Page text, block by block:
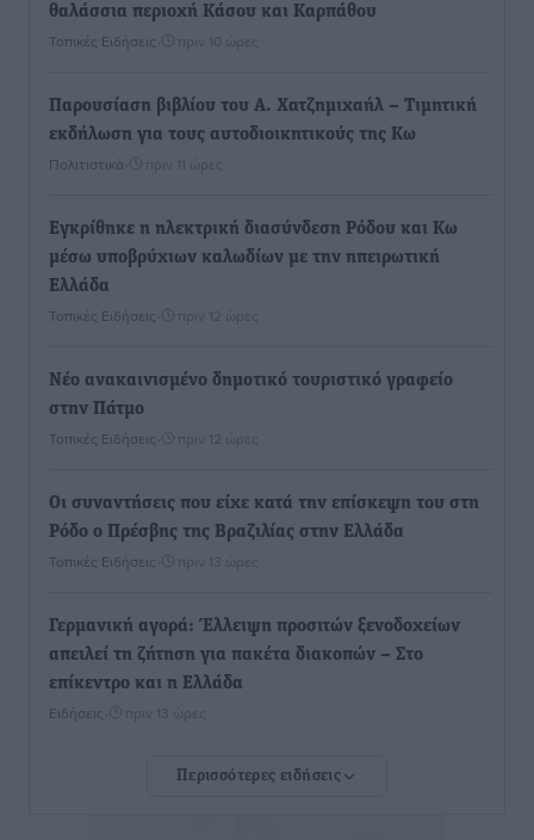
θαλάσσια περιοχή Κάσου και Καρπάθου
Τοπικές Ειδήσεις πριν 10 ώρες
Παρουσίαση βιβλίου του Α. Χατζημιχαήλ – Τιμητική
εκδήλωση για τους αυτοδιοικητικούς της Κω
Πολιτιστικά πριν 11 ώρες
Εγκρίθηκε η ηλεκτρική διασύνδεση Ρόδου και Κω
μέσω υποβρύχιων καλωδίων με την ηπειρωτική
Ελλάδα
Τοπικές Ειδήσεις πριν 12 ώρες
Νέο ανακαινισμένο δημοτικό τουριστικό γραφείο
στην Πάτμο
Τοπικές Ειδήσεις πριν 12 ώρες
Οι συναντήσεις που είχε κατά την επίσκεψη του στη
Ρόδο ο Πρέσβης της Βραζιλίας στην Ελλάδα
Τοπικές Ειδήσεις πριν 13 ώρες
Γερμανική αγορά: Έλλειψη προσιτών ξενοδοχείων
απειλεί τη ζήτηση για πακέτα διακοπών – Στο
επίκεντρο και η Ελλάδα
Ειδήσεις πριν 13 ώρες
Νέο ξενοδοχείο στη Ρόδο για την H Hotels –
Περισσότερες ειδήσεις